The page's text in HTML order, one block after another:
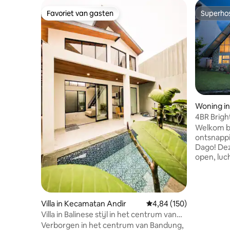
Favoriet van gasten
Favoriet van gasten
Villa in Kecamatan Andir Gemiddelde
4,84 (150)
Villa in Balinese stijl in het centrum van
Bandung
Verborgen in het centrum van Bandung,
Woning
4BR
uitzicht
Welkom
Dago! Deze ruime villa combineert een
open,